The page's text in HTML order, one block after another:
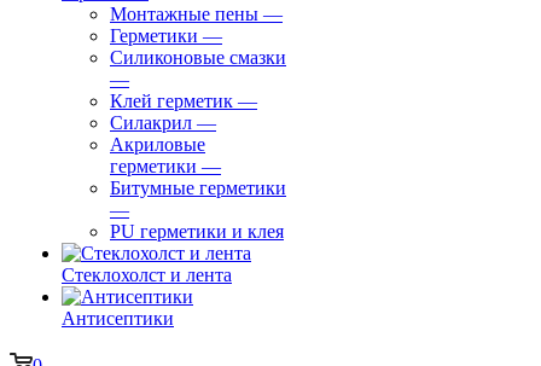
Монтажные пены —
Герметики —
Силиконовые смазки
—
Клей герметик —
Силакрил —
Акриловые
герметики —
Битумные герметики
—
PU герметики и клея
Стеклохолст и лента
Антисептики